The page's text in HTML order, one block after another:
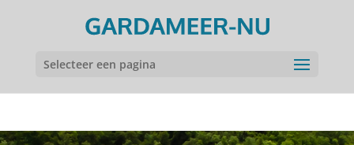
Selecteer een pagina